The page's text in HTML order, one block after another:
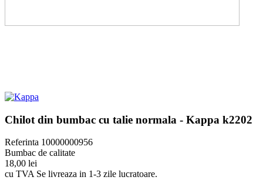
Chilot din bumbac cu talie normala - Kappa k2202
Referinta 10000000956
Bumbac de calitate
18,00 lei
cu TVA Se livreaza in 1-3 zile lucratoare.